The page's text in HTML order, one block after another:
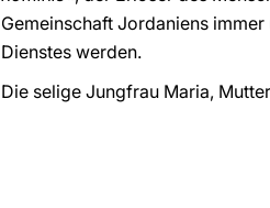
Gemeinschaft Jordaniens
Dienstes werden.
Die selige Jungfrau Maria,